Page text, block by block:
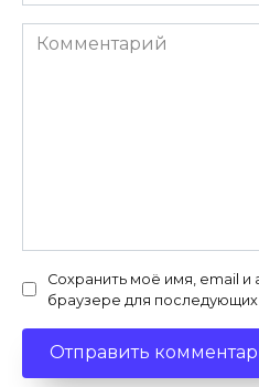
Комментарий
Сохранить моё имя, email и
браузере для